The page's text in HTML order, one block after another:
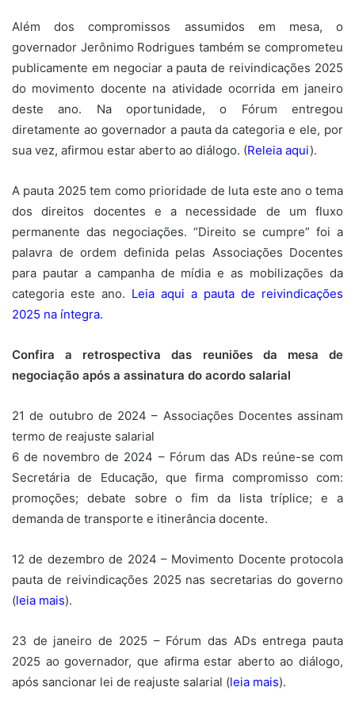
Além dos compromissos assumidos em mesa, o
governador Jerônimo Rodrigues também se comprometeu
publicamente em negociar a pauta de reivindicações 2025
do movimento docente na atividade ocorrida em janeiro
deste ano. Na oportunidade, o Fórum entregou
diretamente ao governador a pauta da categoria e ele, por
sua vez, afirmou estar aberto ao diálogo. (Releia aqui).
A pauta 2025 tem como prioridade de luta este ano o tema
dos direitos docentes e a necessidade de um fluxo
permanente das negociações. “Direito se cumpre” foi a
palavra de ordem definida pelas Associações Docentes
para pautar a campanha de mídia e as mobilizações da
categoria este ano. Leia aqui a pauta de reivindicações
2025 na íntegra.
Confira a retrospectiva das reuniões da mesa de
negociação após a assinatura do acordo salarial
21 de outubro de 2024 – Associações Docentes assinam
termo de reajuste salarial
6 de novembro de 2024 – Fórum das ADs reúne-se com
Secretária de Educação, que firma compromisso com:
promoções; debate sobre o fim da lista tríplice; e a
demanda de transporte e itinerância docente.
12 de dezembro de 2024 – Movimento Docente protocola
pauta de reivindicações 2025 nas secretarias do governo
(leia mais).
23 de janeiro de 2025 – Fórum das ADs entrega pauta
2025 ao governador, que afirma estar aberto ao diálogo,
após sancionar lei de reajuste salarial (leia mais).